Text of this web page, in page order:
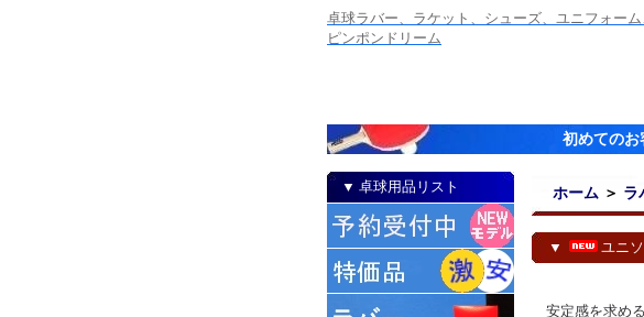
卓球ラバー、ラケット、シューズ、ユニフォー
ピンポンドリーム
初めてのお
▼ 卓球用品リスト ホーム ＞ ラ
▼ ユニ
安定感を求め